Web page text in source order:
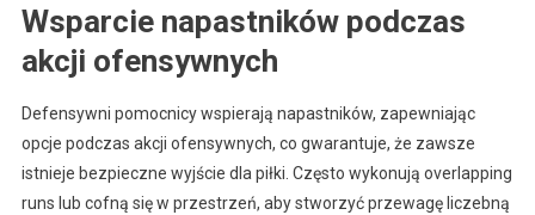
Wsparcie napastników podczas
akcji ofensywnych
Defensywni pomocnicy wspierają napastników, zapewniając
opcje podczas akcji ofensywnych, co gwarantuje, że zawsze
istnieje bezpieczne wyjście dla piłki. Często wykonują overlapping
runs lub cofną się w przestrzeń, aby stworzyć przewagę liczebną